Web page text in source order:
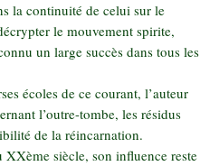
la continuité de celui sur le
le mouvement spirite,
un large succès dans tous les
écoles de ce courant, l’auteur
l’outre-tombe, les résidus
de la réincarnation.
XXème siècle, son influence reste